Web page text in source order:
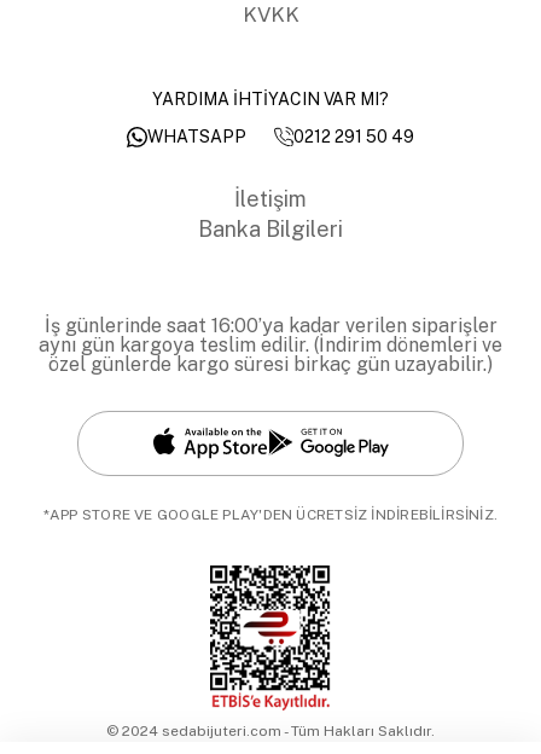
KVKK
YARDIMA İHTİYACIN VAR MI?
WHATSAPP
0212 291 50 49
İletişim
Banka Bilgileri
İş günlerinde saat 16:00’ya kadar verilen siparişler
aynı gün kargoya teslim edilir. (İndirim dönemleri ve
özel günlerde kargo süresi birkaç gün uzayabilir.)
*APP STORE VE GOOGLE PLAY'DEN ÜCRETSİZ İNDİREBİLİRSİNİZ.
© 2024 sedabijuteri.com - Tüm Hakları Saklıdır.